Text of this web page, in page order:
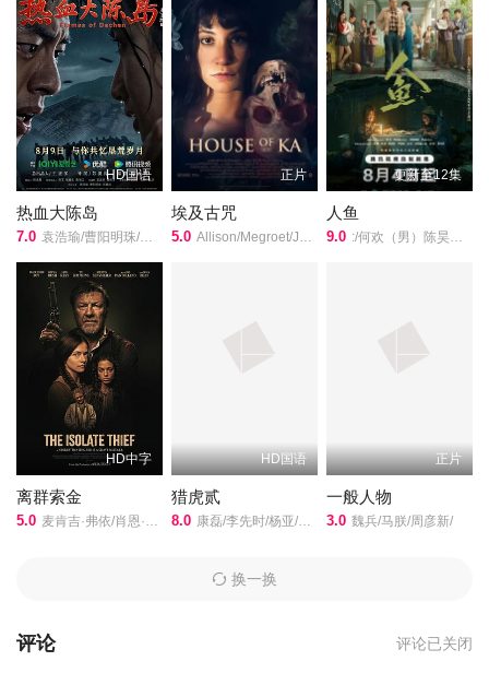
HD国语
热血大陈岛
7.0 袁浩瑜/曹阳明珠/范事成/
正片
埃及古咒
5.0 Allison/Megroet/Jeffrey/Shawn/Miller/
更新至12集
人鱼
9.0 :/何欢（男）陈昊明卢鑫仁青娜姆/
HD中字
离群索金
5.0 麦肯吉·弗依/肖恩·宾/奥德娅·拉什/
HD国语
猎虎贰
8.0 康磊/李先时/杨亚/崔金迪/
正片
一般人物
3.0 魏兵/马朕/周彦新/
换一换
评论 评论已关闭